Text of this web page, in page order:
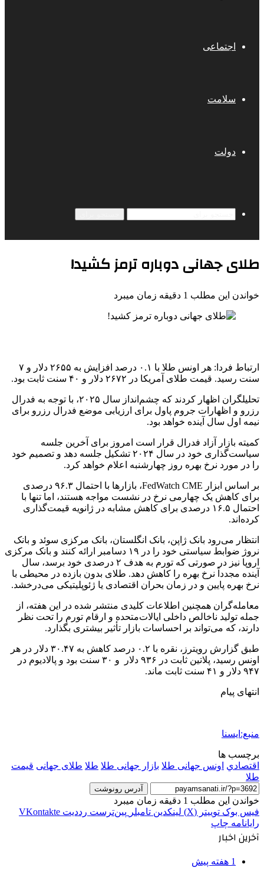
اجتماعی
سلامت
دولت
طلای جهانی دوباره ترمز کشید!
خواندن این مطلب 1 دقیقه زمان میبرد
ارتباط فردا: هر اونس طلا با ۰.۱ درصد افزایش به ۲۶۵۵ دلار و ۷
سنت رسید. قیمت طلای آمریکا در ۲۶۷۲ دلار و ۴۰ سنت ثابت بود.
تحلیلگران اظهار کردند که چشم‌انداز سال ۲۰۲۵، با توجه به فدرال
رزرو و اظهارات جروم پاول برای ارزیابی موضع فدرال رزرو برای
نیمه اول سال آینده خواهد بود.
کمیته بازار آزاد فدرال قرار است امروز برای آخرین جلسه
سیاست‌گذاری خود در سال ۲۰۲۴ تشکیل جلسه دهد و تصمیم خود
را در مورد نرخ بهره روز چهارشنبه اعلام خواهد کرد.
بر اساس ابزار FedWatch CME، بازارها با احتمال ۹۶.۳ درصدی
برای کاهش یک چهارمی نرخ در نشست مواجه هستند، اما تنها با
احتمال ۱۶.۵ درصدی برای کاهش مشابه در ژانویه قیمت‌گذاری
کرده‌اند.
انتظار می‌رود بانک ژاپن، بانک انگلستان، بانک مرکزی سوئد و بانک
نروژ ضوابط سیاستی خود را در ۱۹ دسامبر ارائه کنند و بانک مرکزی
اروپا نیز در صورتی که تورم به هدف ۲ درصدی خود برسد، سال
آینده مجدداً نرخ بهره را کاهش دهد. طلای بدون بازده در محیطی با
نرخ بهره پایین و در زمان بحران اقتصادی یا ژئوپلیتیکی می‌درخشد.
معامله‌گران همچنین اطلاعات کلیدی منتشر شده در این هفته، از
جمله تولید ناخالص داخلی ایالات‌متحده و ارقام تورم را تحت نظر
دارند، که می‌تواند بر احساسات بازار تأثیر بیشتری بگذارد.
طبق گزارش رویترز، نقره با ۰.۲ درصد کاهش به ۳۰.۴۷ دلار در هر
اونس رسید، پلاتین ثابت در ۹۳۶ دلار و ۳۰ سنت بود و پالادیوم در
۹۴۷ دلار و ۴۱ سنت ثابت ماند.
انتهای پیام
منبع:ایسنا
برچسب ها
اقتصادي اونس جهانی طلا بازار جهانی طلا طلا طلای جهانی قیمت
طلا
آدرس رونوشت
خواندن این مطلب 1 دقیقه زمان میبرد
فیس بوک توییتر (X) لینکدین ‫تامبلر ‫پین‌ترست ‫رددیت ‫VKontakte
رایانامه چاپ
آخرین اخبار
1 هفته پیش